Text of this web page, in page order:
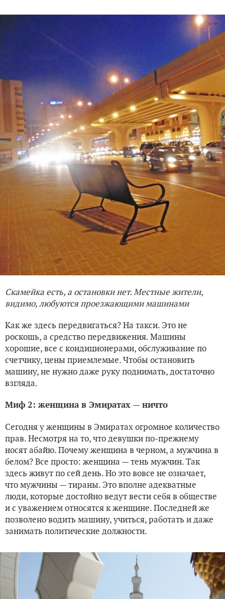
Скамейка есть, а остановки нет. Местные жители,
видимо, любуются проезжающими машинами
Как же здесь передвигаться? На такси. Это не
роскошь, а средство передвижения. Машины
хорошие, все с кондиционерами, обслуживание по
счетчику, цены приемлемые. Чтобы остановить
машину, не нужно даже руку поднимать, достаточно
взгляда.
Миф 2: женщина в Эмиратах — ничто
Сегодня у женщины в Эмиратах огромное количество
прав. Несмотря на то, что девушки по-прежнему
носят абайю. Почему женщина в черном, а мужчина в
белом? Все просто: женщина — тень мужчин. Так
здесь живут по сей день. Но это вовсе не означает,
что мужчины — тираны. Это вполне адекватные
люди, которые достойно ведут вести себя в обществе
и с уважением относятся к женщине. Последней же
позволено водить машину, учиться, работать и даже
занимать политические должности.